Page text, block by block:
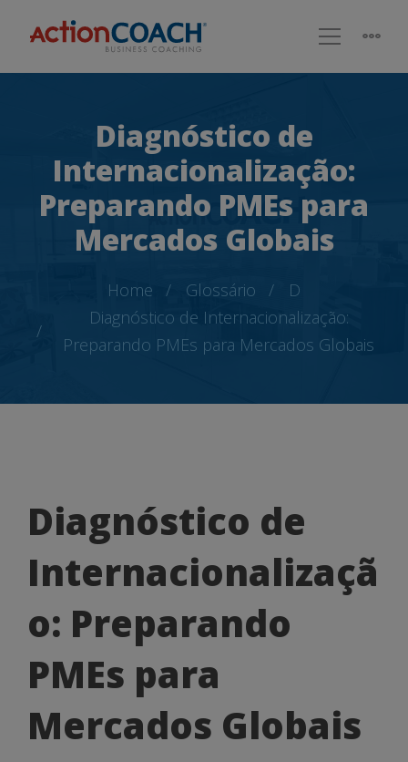
Diagnóstico de
Internacionalização:
Preparando PMEs para
Mercados Globais
Home Glossário
D
Diagnóstico de Internacionalização:
Preparando PMEs para Mercados Globais
Diagnóstico
de
Internacionalização:
Preparando
PMEs
para
Mercados
Diagnóstico de
Internacionalizaçã
o: Preparando
PMEs para
Mercados Globais